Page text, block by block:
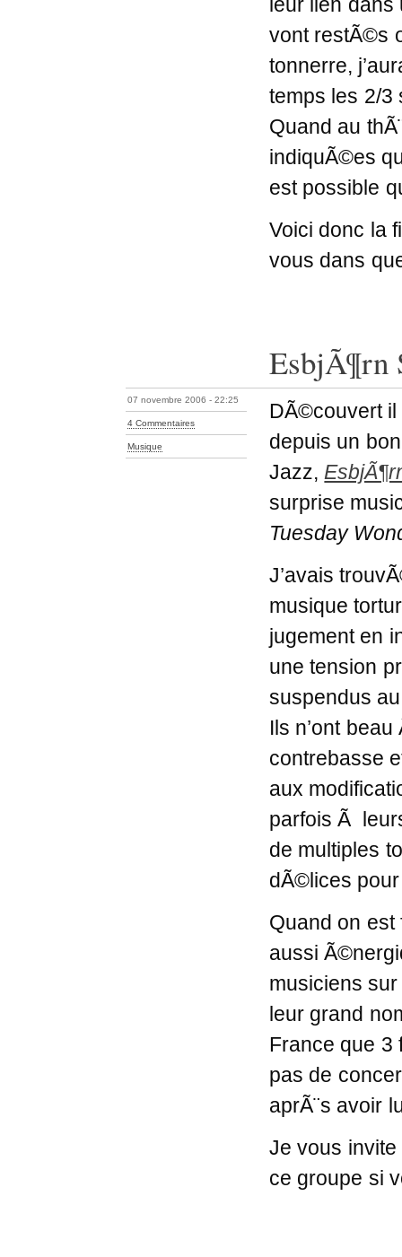
vont restÃ©s
tonnerre,
temps les 2/3
Quand au
indiquÃ©es
est possible
Voici donc la
vous dans
EsbjÃ¶rn
07 novembre 2006 - 22:25
4 Commentaires
Musique
DÃ©couvert
depuis un
Jazz,
surprise
Tuesday
J’avais
musique
jugement en
une tension
suspendus
Ils n’ont
contrebasse
aux
parfois Ã
de multiples
dÃ©lices
Quand on
aussi
musiciens
leur grand
France que 3
pas de
aprÃ¨s avoir
Je vous
ce groupe si